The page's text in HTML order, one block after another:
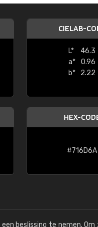
CIELAB-
L*
46.3
a*
0.96
b*
2.22
HEX-
#716D6A
beslissing te nemen.
"Super snelle service en zeer